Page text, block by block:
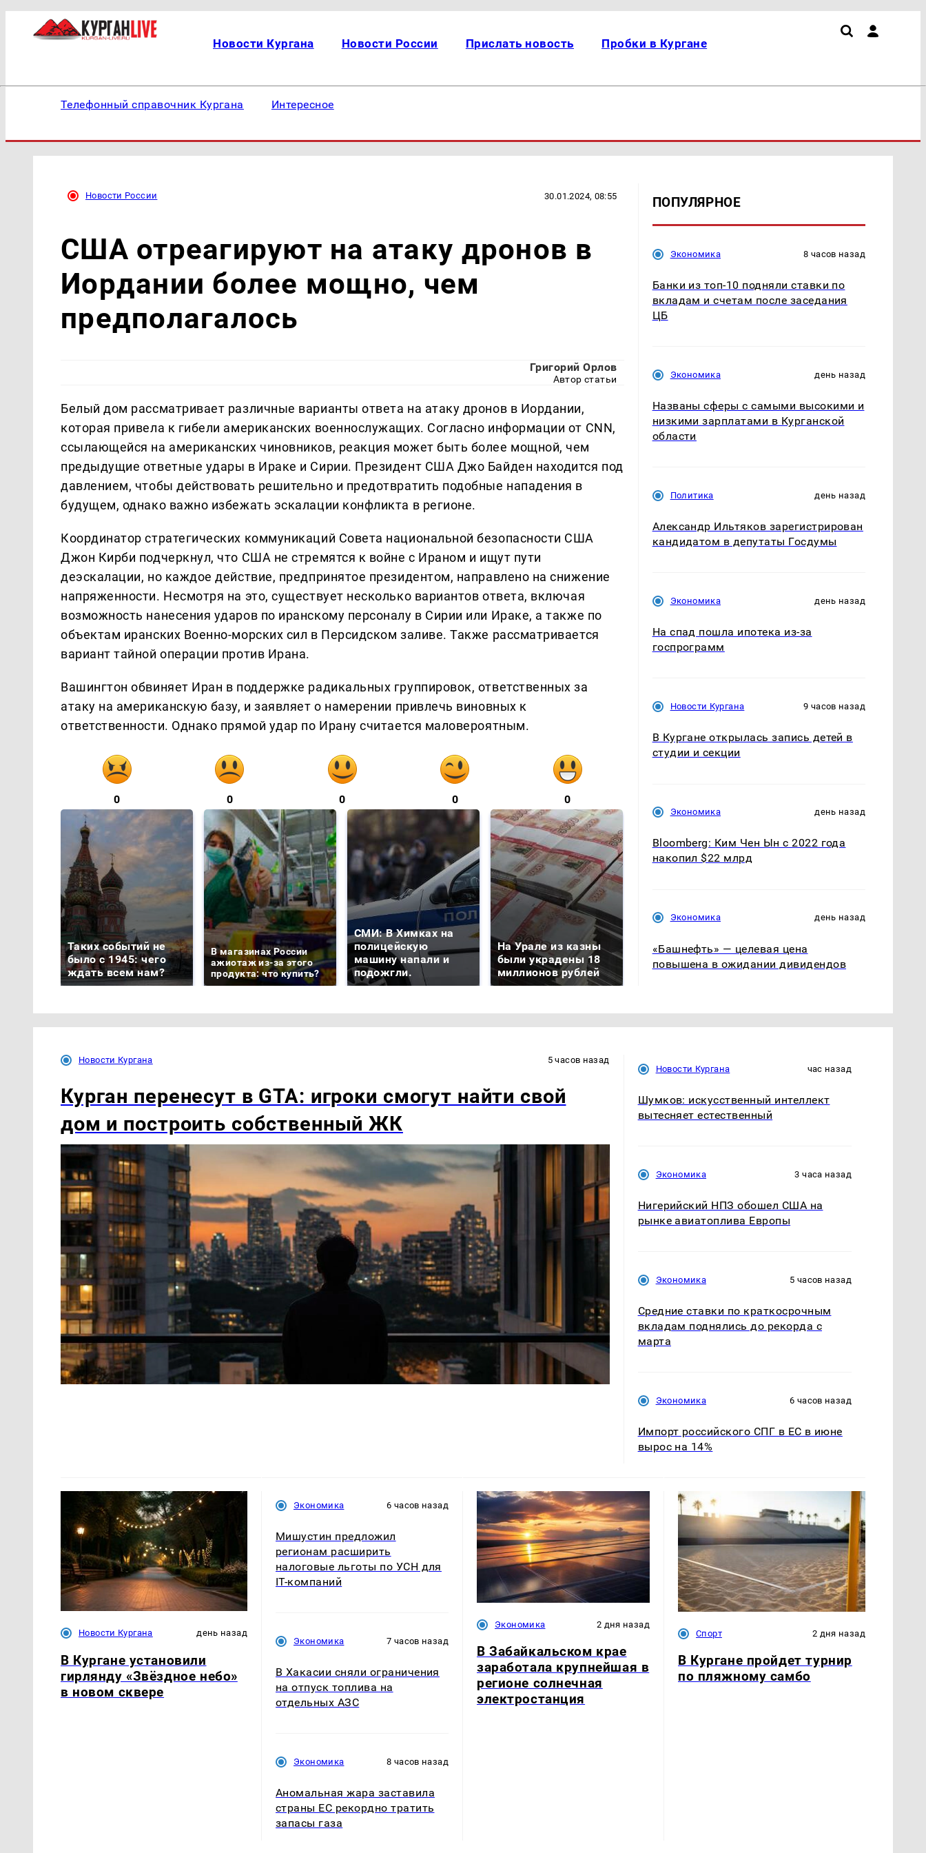
Новости Кургана Новости России Прислать новость Пробки в Кургане
Телефонный справочник Кургана Интересное
Новости России 30.01.2024, 08:55
США отреагируют на атаку дронов в
Иордании более мощно, чем
предполагалось
Григорий Орлов
Автор статьи
Белый дом рассматривает различные варианты ответа на атаку дронов в Иордании,
которая привела к гибели американских военнослужащих. Согласно информации от CNN,
ссылающейся на американских чиновников, реакция может быть более мощной, чем
предыдущие ответные удары в Ираке и Сирии. Президент США Джо Байден находится под
давлением, чтобы действовать решительно и предотвратить подобные нападения в
будущем, однако важно избежать эскалации конфликта в регионе.
Координатор стратегических коммуникаций Совета национальной безопасности США
Джон Кирби подчеркнул, что США не стремятся к войне с Ираном и ищут пути
деэскалации, но каждое действие, предпринятое президентом, направлено на снижение
напряженности. Несмотря на это, существует несколько вариантов ответа, включая
возможность нанесения ударов по иранскому персоналу в Сирии или Ираке, а также по
объектам иранских Военно-морских сил в Персидском заливе. Также рассматривается
вариант тайной операции против Ирана.
Вашингтон обвиняет Иран в поддержке радикальных группировок, ответственных за
атаку на американскую базу, и заявляет о намерении привлечь виновных к
ответственности. Однако прямой удар по Ирану считается маловероятным.
0 0 0 0 0
Таких событий не
было с 1945: чего
ждать всем нам?
В магазинах России
ажиотаж из-за этого
продукта: что купить?
СМИ: В Химках на
полицейскую
машину напали и
подожгли.
На Урале из казны
были украдены 18
миллионов рублей
Не ешьте эту
готовую еду из
магазина: список
В ОАЭ произошло
жестокое убийство
криптомиллионера
ПОПУЛЯРНОЕ
Экономика 8 часов назад
Банки из топ-10 подняли ставки по
вкладам и счетам после заседания
ЦБ
Экономика день назад
Названы сферы с самыми высокими и
низкими зарплатами в Курганской
области
Политика день назад
Александр Ильтяков зарегистрирован
кандидатом в депутаты Госдумы
Экономика день назад
На спад пошла ипотека из-за
госпрограмм
Новости Кургана 9 часов назад
В Кургане открылась запись детей в
студии и секции
Экономика день назад
Bloomberg: Ким Чен Ын с 2022 года
накопил $22 млрд
Экономика день назад
«Башнефть» — целевая цена
повышена в ожидании дивидендов
Новости Кургана 5 часов назад
Курган перенесут в GTA: игроки смогут найти свой
дом и построить собственный ЖК
Новости Кургана час назад
Шумков: искусственный интеллект
вытесняет естественный
Экономика 3 часа назад
Нигерийский НПЗ обошел США на
рынке авиатоплива Европы
Экономика 5 часов назад
Средние ставки по краткосрочным
вкладам поднялись до рекорда с
марта
Экономика 6 часов назад
Импорт российского СПГ в ЕС в июне
вырос на 14%
Новости Кургана день назад
В Кургане установили
гирлянду «Звёздное небо»
в новом сквере
Экономика 6 часов назад
Мишустин предложил
регионам расширить
налоговые льготы по УСН для
IT-компаний
Экономика 7 часов назад
В Хакасии сняли ограничения
на отпуск топлива на
отдельных АЗС
Экономика 8 часов назад
Аномальная жара заставила
страны ЕС рекордно тратить
запасы газа
Экономика 2 дня назад
В Забайкальском крае
заработала крупнейшая в
регионе солнечная
электростанция
Спорт 2 дня назад
В Кургане пройдет турнир
по пляжному самбо